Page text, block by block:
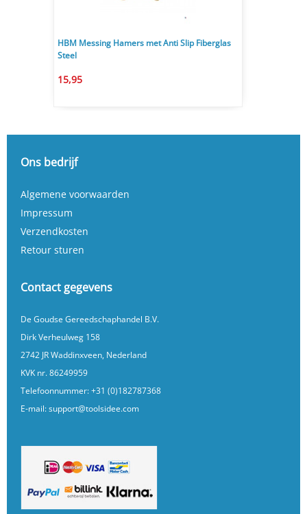
HBM Messing Hamers met Anti Slip Fiberglas
Steel
15,95
Ons bedrijf
Algemene voorwaarden
Impressum
Verzendkosten
Retour sturen
Contact gegevens
De Goudse Gereedschaphandel B.V.
Dirk Verheulweg 158
2742 JR Waddinxveen, Nederland
KVK nr. 86249959
Telefoonnummer:+31 (0)182787368
E-mail:support@toolsidee.com